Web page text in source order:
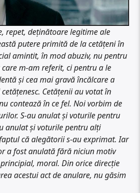
repet, deținătoare legitime ale
putere primită de la cetățeni în
amintit, în mod abuziv, nu pentru
m-am referit, ci pentru a le
și cea mai gravă încălcare a
Cetățenii au votat în
contează în ce fel. Noi vorbim de
S-au anulat și voturile pentru
anulat și voturile pentru alți
că alegătorii s-au exprimat. Iar
a fost anulată fără niciun motiv
moral. Din orice direcție
acestui act de anulare, nu găsim